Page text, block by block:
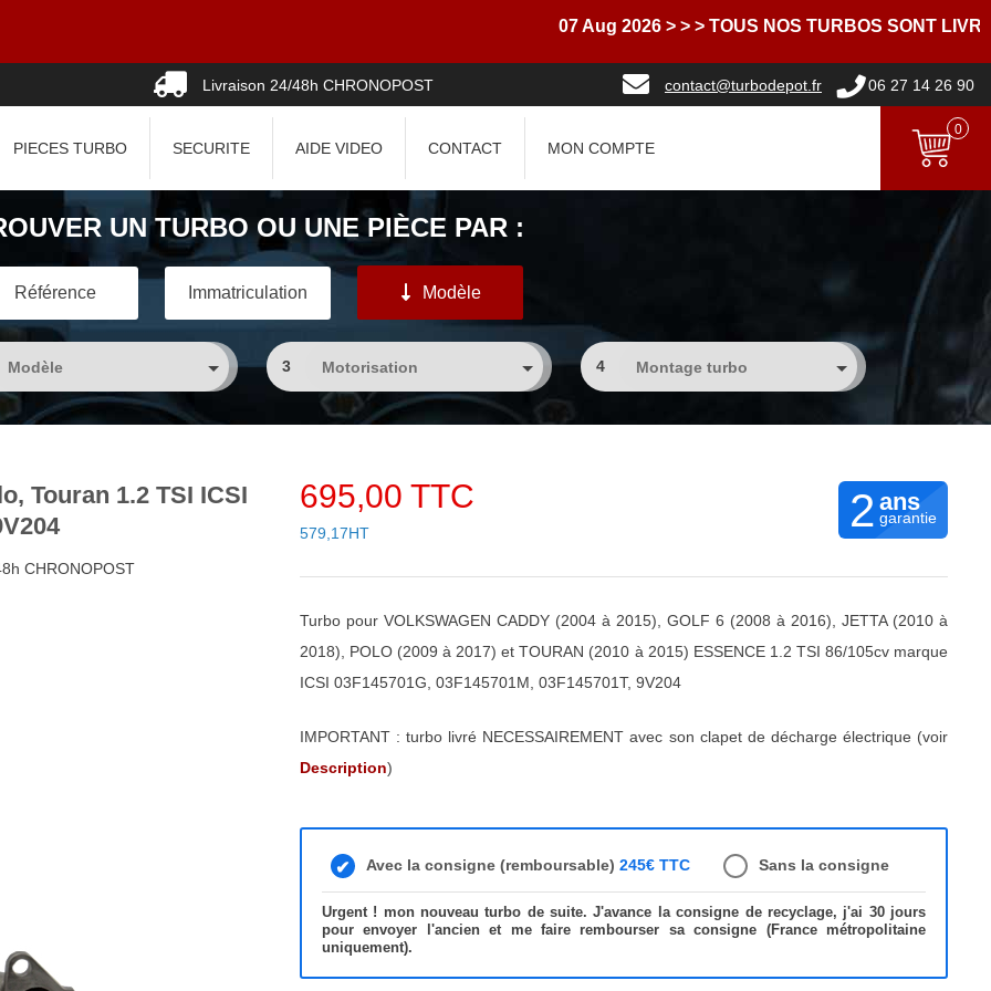
07 Aug 2026 > > > TOUS NOS TURBOS SONT LIVRES
Livraison 24/48h CHRONOPOST contact@turbodepot.fr 06 27 14 26 90
PIECES TURBO SECURITE AIDE VIDEO CONTACT MON COMPTE
0
UN TURBO OU UNE PIÈCE PAR :
Référence Immatriculation Modèle
3 4
Touran 1.2 TSI ICSI
CHRONOPOST
695,00 TTC
579,17HT 2 ans
garantie
Turbo pour VOLKSWAGEN CADDY (2004 à 2015), GOLF 6 (2008 à 2016), JETTA (2010 à
2018), POLO (2009 à 2017) et TOURAN (2010 à 2015) ESSENCE 1.2 TSI 86/105cv marque
ICSI 03F145701G, 03F145701M, 03F145701T, 9V204
IMPORTANT : turbo livré NECESSAIREMENT avec son clapet de décharge électrique (voir
Description)
Avec la consigne (remboursable) 245€ TTC Sans la consigne
Urgent ! mon nouveau turbo de suite. J'avance la consigne de recyclage, j'ai 30 jours
pour envoyer l'ancien et me faire rembourser sa consigne (France métropolitaine
uniquement).